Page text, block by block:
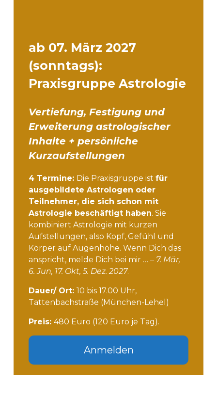
ab 07. März 2027
(sonntags):
Praxisgruppe Astrologie
Vertiefung, Festigung und
Erweiterung astrologischer
Inhalte + persönliche
Kurzaufstellungen
4 Termine: Die Praxisgruppe istfür
ausgebildete Astrologen oder
Teilnehmer, die sich schon mit
Astrologie beschäftigt haben. Sie
kombiniert Astrologie mit kurzen
Aufstellungen, also Kopf, Gefühl und
Körper auf Augenhöhe. Wenn Dich das
anspricht, melde Dich bei mir …– 7. Mär,
6. Jun, 17. Okt, 5. Dez. 2027.
Dauer/ Ort:10 bis 17.00 Uhr,
Tattenbachstraße (München-Lehel)
Preis:480 Euro (120 Euro je Tag).
Anmelden